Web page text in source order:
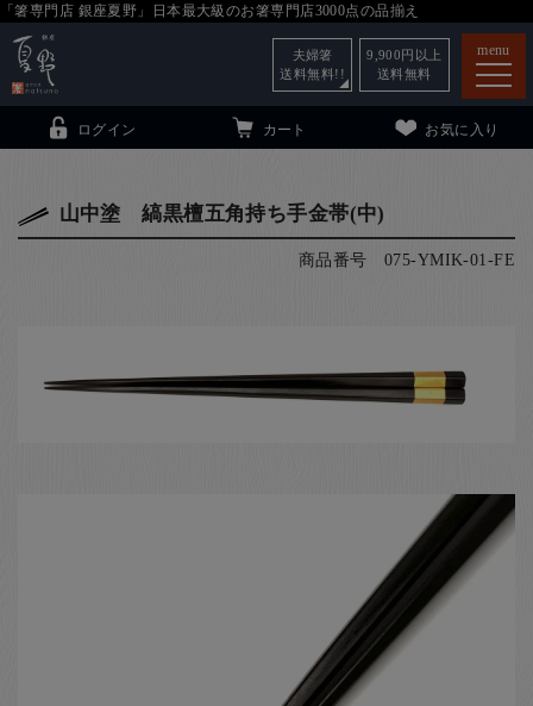
「箸専門店 銀座夏野」日本最大級のお箸専門店3000点の品揃え
menu
ログイン カート お気に入り
夫婦箸
送料無料!!
9,900 円以上
送料無料
山中塗 縞黒檀五角持ち手金帯(中)
商品番号 075-YMIK-01-FE